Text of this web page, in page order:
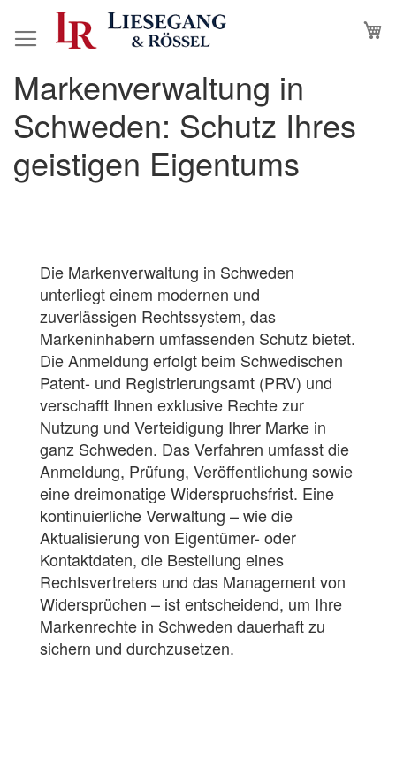
zum
Markenverwaltung in
Schweden: Schutz Ihres
geistigen Eigentums
Die Markenverwaltung in Schweden
unterliegt einem modernen und
zuverlässigen Rechtssystem, das
Markeninhabern umfassenden Schutz bietet.
Die Anmeldung erfolgt beim Schwedischen
Patent- und Registrierungsamt (PRV) und
verschafft Ihnen exklusive Rechte zur
Nutzung und Verteidigung Ihrer Marke in
ganz Schweden. Das Verfahren umfasst die
Anmeldung, Prüfung, Veröffentlichung sowie
eine dreimonatige Widerspruchsfrist. Eine
kontinuierliche Verwaltung – wie die
Aktualisierung von Eigentümer- oder
Kontaktdaten, die Bestellung eines
Rechtsvertreters und das Management von
Widersprüchen – ist entscheidend, um Ihre
Markenrechte in Schweden dauerhaft zu
sichern und durchzusetzen.